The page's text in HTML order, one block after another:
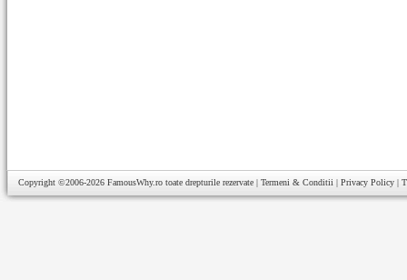
Copyright ©2006-2026 FamousWhy.ro toate drepturile rezervate | Termeni & Conditii | Privacy Policy |